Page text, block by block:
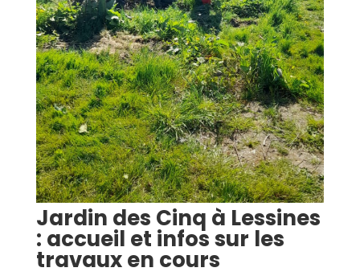
Jardin des Cinq à Lessines
: accueil et infos sur les
travaux en cours